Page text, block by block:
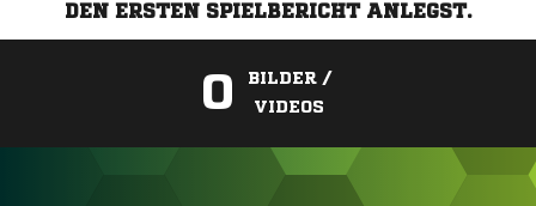
DEN ERSTEN SPIELBERICHT ANLEGST.
0
BILDER /
VIDEOS